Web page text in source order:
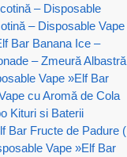
– Disposable
– Disposable Vape
Bar Banana Ice –
– Zmeură Albastră
Vape »Elf Bar
cu Aromă de Cola
Kituri si Baterii
Bar Fructe de Padure (
Vape »Elf Bar